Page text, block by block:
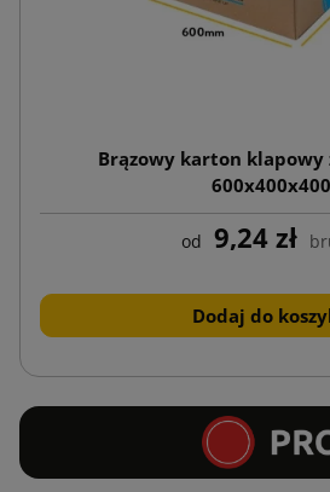
Brązowy karton klapowy
600x400x400
od 9,24 zł
Dodaj do